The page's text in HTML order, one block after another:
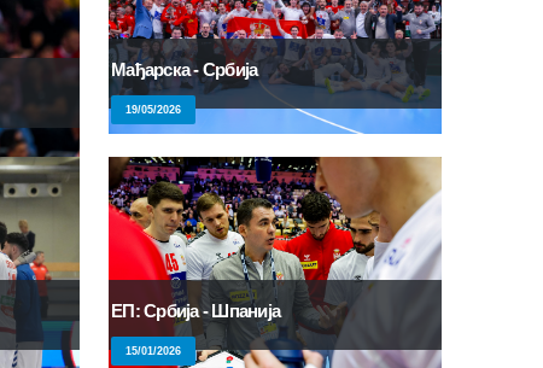
Мађарска - Србија
19/05/2026
ЕП: Србија - Шпанија
15/01/2026